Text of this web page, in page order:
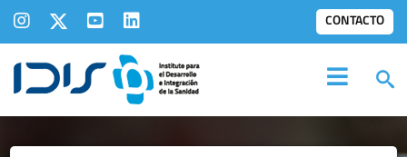
CONTACTO